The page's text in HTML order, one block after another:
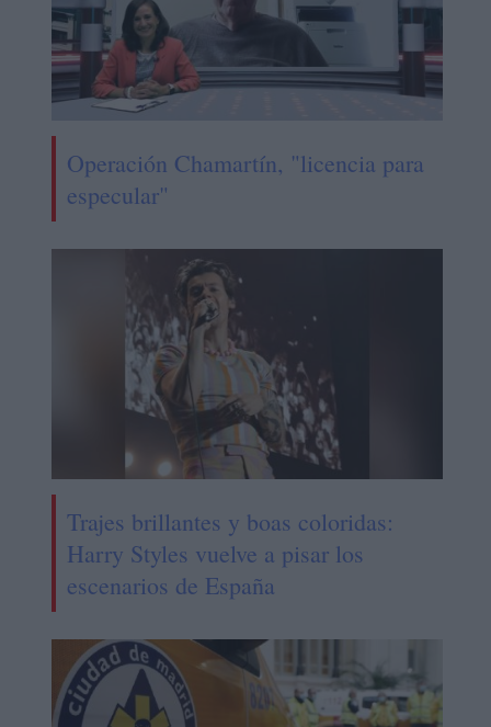
Operación Chamartín, "licencia para
especular"
Trajes brillantes y boas coloridas:
Harry Styles vuelve a pisar los
escenarios de España